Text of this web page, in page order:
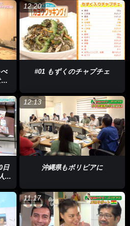
12:20
#01 もずくのチャプチェ
日
生
12:13
沖縄県もボリビアに
11:17